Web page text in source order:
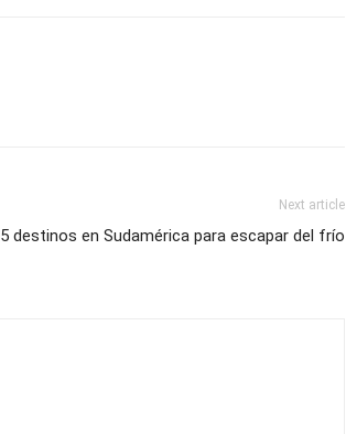
Next article
5 destinos en Sudamérica para escapar del frío